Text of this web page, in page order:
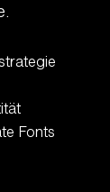
Fonts